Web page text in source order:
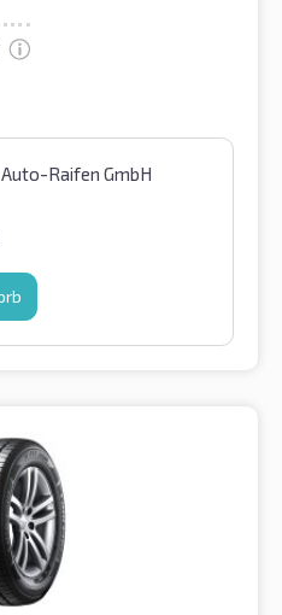
Raifen GmbH